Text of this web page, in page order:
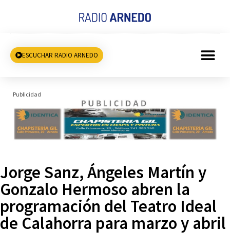
ESCUCHAR RADIO ARNEDO
Publicidad
Jorge Sanz, Ángeles Martín y
Gonzalo Hermoso abren la
programación del Teatro Ideal
de Calahorra para marzo y abril